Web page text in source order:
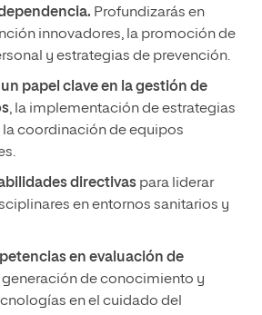
Profundizarás en
innovadores, la promoción de
y estrategias de prevención.
papel clave en la gestión de
, la implementación de estrategias
coordinación de equipos
directivas para liderar
en entornos sanitarios y
en evaluación de
generación de conocimiento y
en el cuidado del